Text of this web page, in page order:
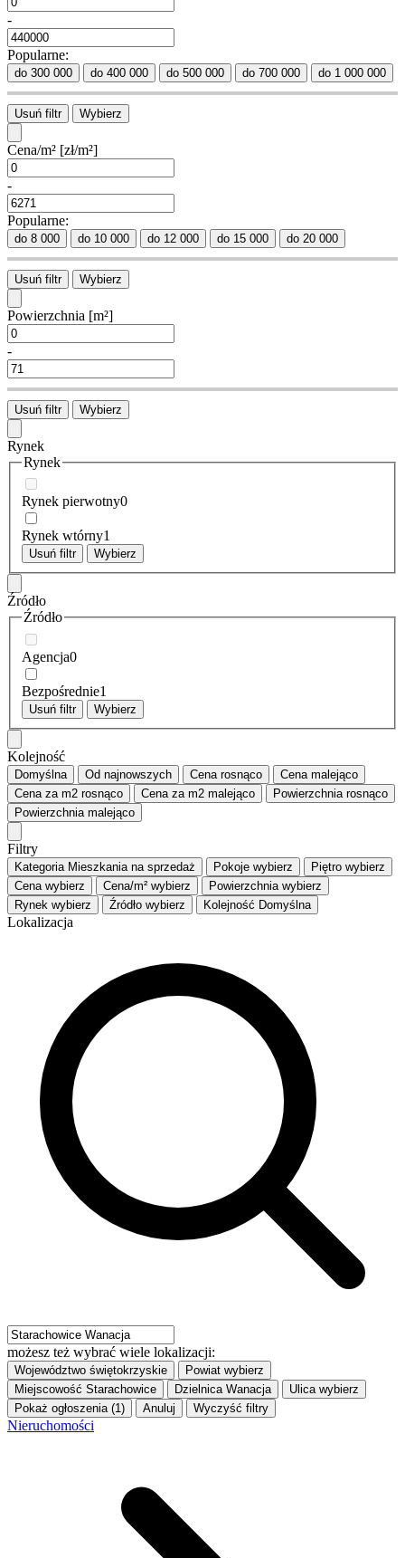
-
Popularne:
do 300 000 do 400 000 do 500 000 do 700 000 do 1 000 000
Usuń filtr Wybierz
Cena/m² [zł/m²]
-
Popularne:
do 8 000 do 10 000 do 12 000 do 15 000 do 20 000
Usuń filtr Wybierz
Powierzchnia [m²]
-
Usuń filtr Wybierz
Rynek
Rynek
Rynek pierwotny0
Rynek wtórny1
Usuń filtr Wybierz
Źródło
Źródło
Agencja0
Bezpośrednie1
Usuń filtr Wybierz
Kolejność
Domyślna Od najnowszych Cena rosnąco Cena malejąco
Cena za m2 rosnąco Cena za m2 malejąco Powierzchnia rosnąco
Powierzchnia malejąco
Filtry
Kategoria Mieszkania na sprzedaż Pokoje wybierz Piętro wybierz
Cena wybierz Cena/m² wybierz Powierzchnia wybierz
Rynek wybierz Źródło wybierz Kolejność Domyślna
Lokalizacja
możesz też wybrać wiele lokalizacji:
Województwo świętokrzyskie Powiat wybierz
Miejscowość Starachowice Dzielnica Wanacja Ulica wybierz
Pokaż ogłoszenia (1)
Anuluj Wyczyść filtry
Nieruchomości